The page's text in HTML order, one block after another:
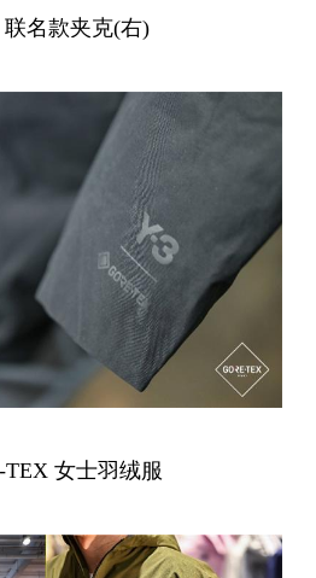
联名款夹克(右)
TEX 女士羽绒服